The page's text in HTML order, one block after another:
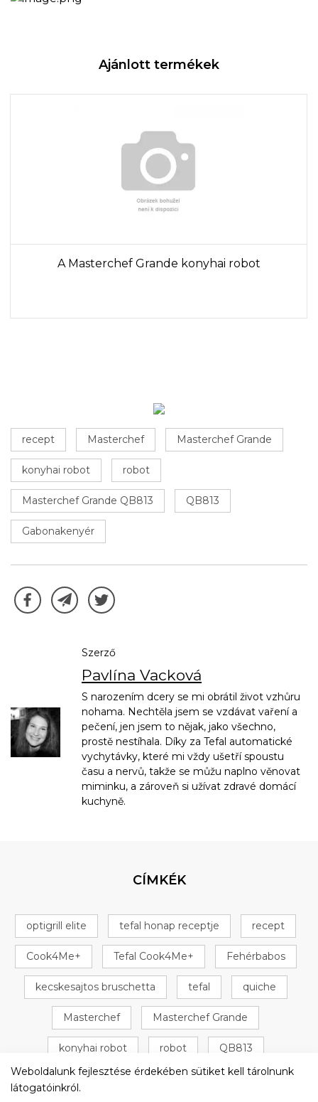
Ajánlott termékek
A Masterchef Grande konyhai robot
recept Masterchef Masterchef Grande
konyhai robot robot
Masterchef Grande QB813 QB813
Gabonakenyér
Szerző
Pavlína Vacková
S narozením dcery se mi obrátil život vzhůru
nohama. Nechtěla jsem se vzdávat vaření a
pečení, jen jsem to nějak, jako všechno,
prostě nestíhala. Díky za Tefal automatické
vychytávky, které mi vždy ušetří spoustu
času a nervů, takže se můžu naplno věnovat
miminku, a zároveň si užívat zdravé domácí
kuchyně.
CÍMKÉK
optigrill elite tefal honap receptje recept
Cook4Me+ Tefal Cook4Me+ Fehérbabos
kecskesajtos bruschetta tefal quiche
Masterchef Masterchef Grande
konyhai robot robot QB813
Omlós tészta + 16 következő
Weboldalunk fejlesztése érdekében sütiket kell tárolnunk
látogatóinkról.